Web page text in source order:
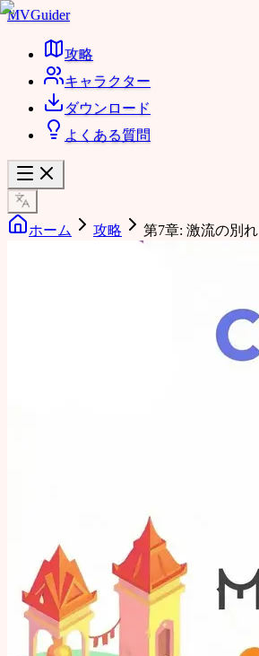
MVGuider
攻略
キャラクター
ダウンロード
よくある質問
ホーム 攻略 第7章: 激流の別れ